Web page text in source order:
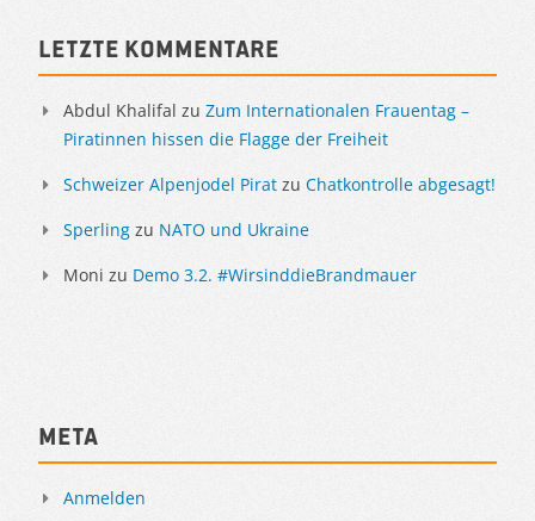
Sidebar
Letzte Kommentare
Abdul Khalifal zu Zum Internationalen Frauentag –
Piratinnen hissen die Flagge der Freiheit
Schweizer Alpenjodel Pirat zu Chatkontrolle abgesagt!
Sperling zu NATO und Ukraine
Moni zu Demo 3.2. #WirsinddieBrandmauer
Meta
Anmelden